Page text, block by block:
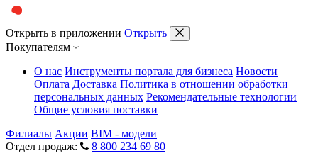
Открыть в приложении Открыть
Покупателям
О нас Инструменты портала для бизнеса Новости
Оплата Доставка Политика в отношении обработки
персональных данных Рекомендательные технологии
Общие условия поставки
Филиалы Акции BIM - модели
Отдел продаж:
8 800 234 69 80